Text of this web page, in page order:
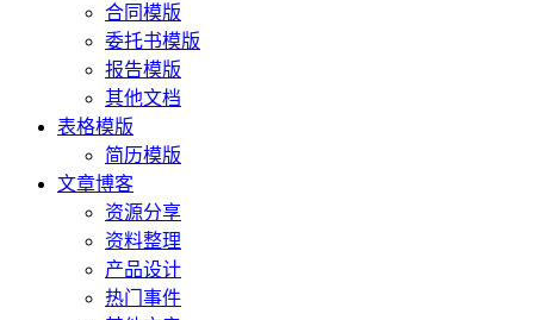
合同模版
委托书模版
报告模版
其他文档
表格模版
简历模版
文章博客
资源分享
资料整理
产品设计
热门事件